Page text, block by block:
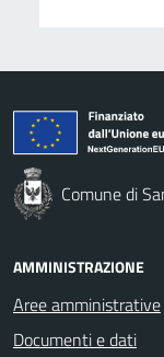
Comune di
AMMINISTRAZIONE
Aree amministrative
Documenti e dati